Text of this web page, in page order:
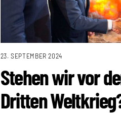
23. SEPTEMBER 2024
Stehen wir vor
Dritten